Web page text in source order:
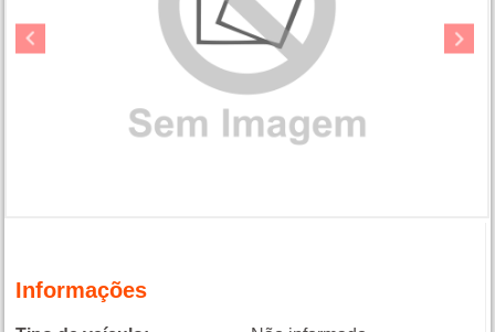
Informações